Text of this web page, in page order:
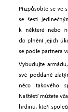
Přizpůsobte se ve
se šesti
k některé nebo
do plnění jejich
se podle partnera
Vybudujte
své poddané
něco takového
Naštěstí můžete
hrdinu, kteří